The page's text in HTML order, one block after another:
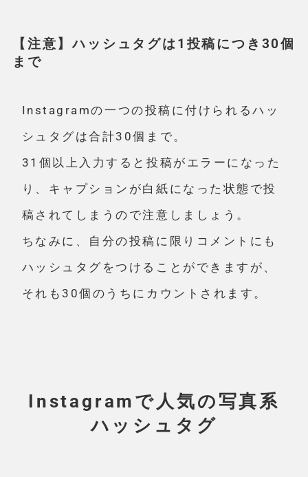
【注意】ハッシュタグは1投稿につき30個
まで
Instagramの一つの投稿に付けられるハッ
シュタグは合計30個まで。
31個以上入力すると投稿がエラーになった
り、キャプションが白紙になった状態で投
稿されてしまうので注意しましょう。
ちなみに、自分の投稿に限りコメントにも
ハッシュタグをつけることができますが、
それも30個のうちにカウントされます。
Instagramで人気の写真系
ハッシュタグ